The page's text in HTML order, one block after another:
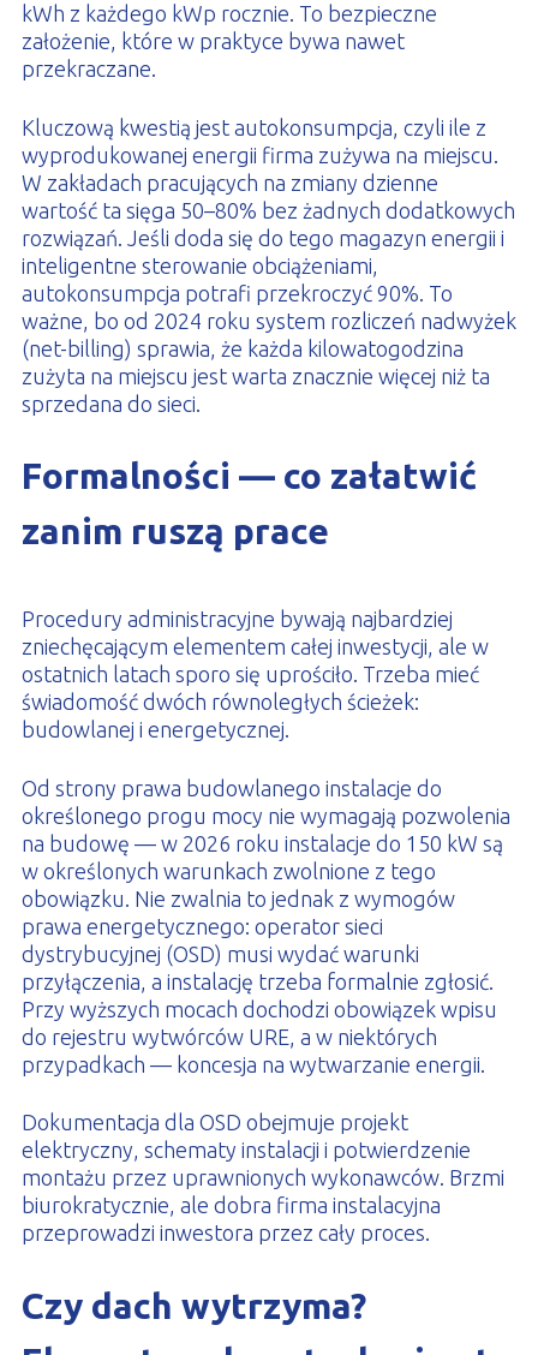
kWh z każdego kWp rocznie. To bezpieczne
założenie, które w praktyce bywa nawet
przekraczane.
Kluczową kwestią jest autokonsumpcja, czyli ile z
wyprodukowanej energii firma zużywa na miejscu.
W zakładach pracujących na zmiany dzienne
wartość ta sięga 50–80% bez żadnych dodatkowych
rozwiązań. Jeśli doda się do tego magazyn energii i
inteligentne sterowanie obciążeniami,
autokonsumpcja potrafi przekroczyć 90%. To
ważne, bo od 2024 roku system rozliczeń nadwyżek
(net-billing) sprawia, że każda kilowatogodzina
zużyta na miejscu jest warta znacznie więcej niż ta
sprzedana do sieci.
Formalności — co załatwić
zanim ruszą prace
Procedury administracyjne bywają najbardziej
zniechęcającym elementem całej inwestycji, ale w
ostatnich latach sporo się uprościło. Trzeba mieć
świadomość dwóch równoległych ścieżek:
budowlanej i energetycznej.
Od strony prawa budowlanego instalacje do
określonego progu mocy nie wymagają pozwolenia
na budowę — w 2026 roku instalacje do 150 kW są
w określonych warunkach zwolnione z tego
obowiązku. Nie zwalnia to jednak z wymogów
prawa energetycznego: operator sieci
dystrybucyjnej (OSD) musi wydać warunki
przyłączenia, a instalację trzeba formalnie zgłosić.
Przy wyższych mocach dochodzi obowiązek wpisu
do rejestru wytwórców URE, a w niektórych
przypadkach — koncesja na wytwarzanie energii.
Dokumentacja dla OSD obejmuje projekt
elektryczny, schematy instalacji i potwierdzenie
montażu przez uprawnionych wykonawców. Brzmi
biurokratycznie, ale dobra firma instalacyjna
przeprowadzi inwestora przez cały proces.
Czy dach wytrzyma?